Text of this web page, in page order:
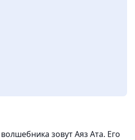
зовут Аяз Ата. Его